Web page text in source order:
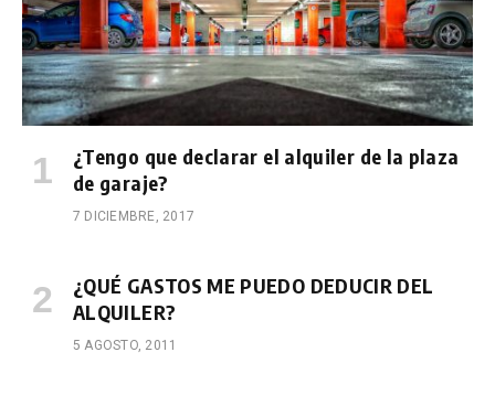
¿Tengo que declarar el alquiler de la plaza
de garaje?
7 DICIEMBRE, 2017
¿QUÉ GASTOS ME PUEDO DEDUCIR DEL
ALQUILER?
5 AGOSTO, 2011